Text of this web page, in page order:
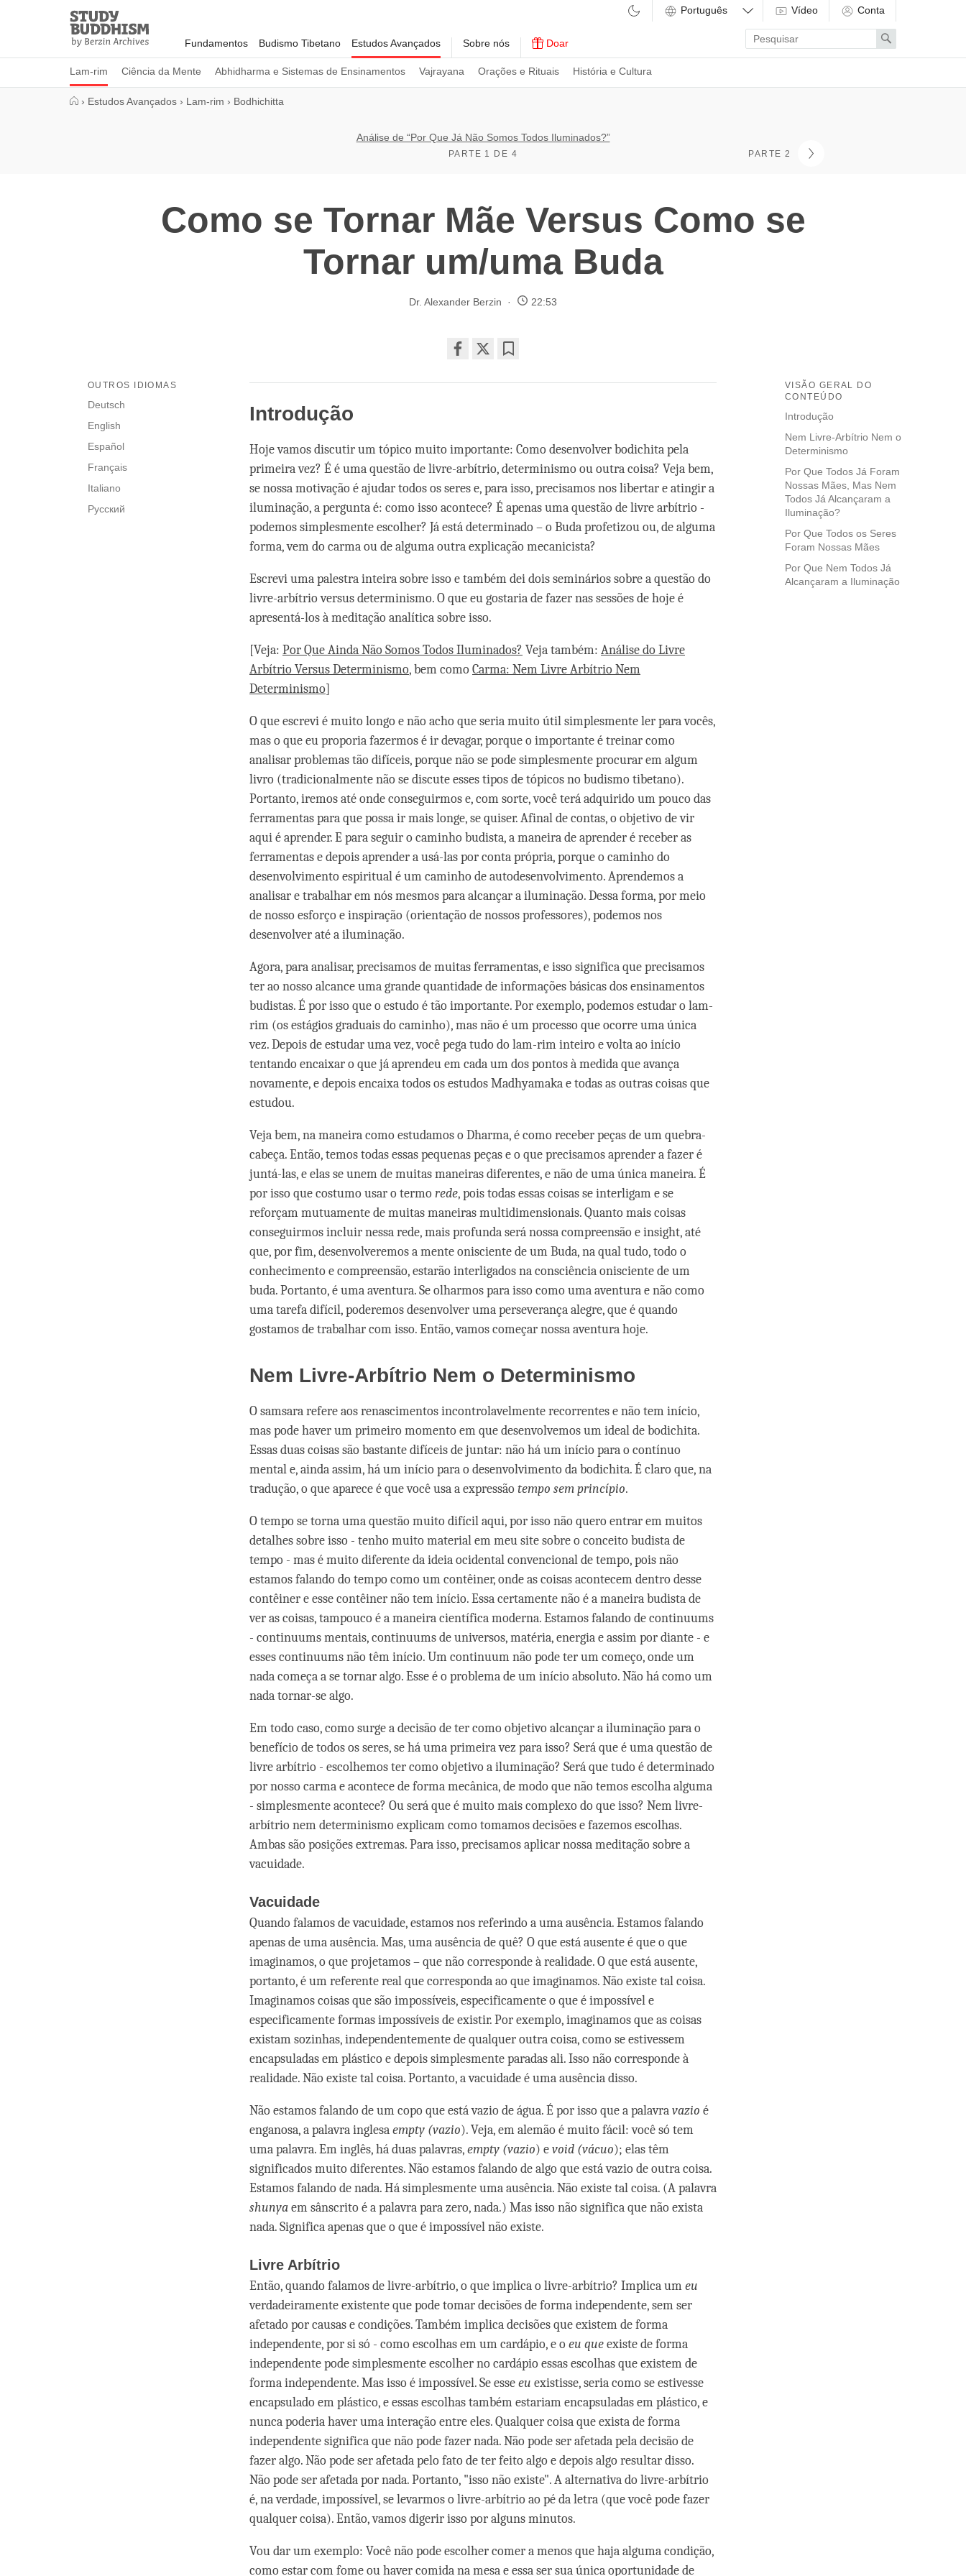
Study
Buddhism
Home
Fundamentos Budismo Tibetano Estudos Avançados
Lam-rim Ciência da Mente Abhidharma e Sistemas de Ensinamentos Vajrayana Orações e Rituais História e Cultura
Sobre nós Doar
Vídeo Conta
Enter
search
term
Search
› Estudos Avançados › Lam-rim › Bodhichitta
Análise de “Por Que Já Não Somos Todos Iluminados?”
PARTE 1 DE 4 PARTE 2
Como se Tornar Mãe Versus Como se
Tornar um/uma Buda
Dr. Alexander Berzin 22:53
on
VISÃO GERAL DO
CONTEÚDO
Introdução
Nem Livre-Arbítrio Nem o
Determinismo
Por Que Todos Já Foram
Nossas Mães, Mas Nem
Todos Já Alcançaram a
Iluminação?
Por Que Todos os Seres
Foram Nossas Mães
Por Que Nem Todos Já
Alcançaram a Iluminação
OUTROS IDIOMAS
Deutsch
English
Español
Français
Italiano
Русский
Introdução
Hoje vamos discutir um tópico muito importante: Como desenvolver bodichita pela
primeira vez? É é uma questão de livre-arbítrio, determinismo ou outra coisa? Veja bem,
se nossa motivação é ajudar todos os seres e, para isso, precisamos nos libertar e atingir a
iluminação, a pergunta é: como isso acontece? É apenas uma questão de livre arbítrio -
podemos simplesmente escolher? Já está determinado – o Buda profetizou ou, de alguma
forma, vem do carma ou de alguma outra explicação mecanicista?
Escrevi uma palestra inteira sobre isso e também dei dois seminários sobre a questão do
livre-arbítrio versus determinismo. O que eu gostaria de fazer nas sessões de hoje é
apresentá-los à meditação analítica sobre isso.
[Veja: Por Que Ainda Não Somos Todos Iluminados? Veja também: Análise do Livre
Arbítrio Versus Determinismo, bem comoCarma: Nem Livre Arbítrio Nem
Determinismo]
O que escrevi é muito longo e não acho que seria muito útil simplesmente ler para vocês,
mas o que eu proporia fazermos é ir devagar, porque o importante é treinar como
analisar problemas tão difíceis, porque não se pode simplesmente procurar em algum
livro (tradicionalmente não se discute esses tipos de tópicos no budismo tibetano).
Portanto, iremos até onde conseguirmos e, com sorte, você terá adquirido um pouco das
ferramentas para que possa ir mais longe, se quiser. Afinal de contas, o objetivo de vir
aqui é aprender. E para seguir o caminho budista, a maneira de aprender é receber as
ferramentas e depois aprender a usá-las por conta própria, porque o caminho do
desenvolvimento espiritual é um caminho de autodesenvolvimento. Aprendemos a
analisar e trabalhar em nós mesmos para alcançar a iluminação. Dessa forma, por meio
de nosso esforço e inspiração (orientação de nossos professores), podemos nos
desenvolver até a iluminação.
Agora, para analisar, precisamos de muitas ferramentas, e isso significa que precisamos
ter ao nosso alcance uma grande quantidade de informações básicas dos ensinamentos
budistas. É por isso que o estudo é tão importante. Por exemplo, podemos estudar o lam-
rim (os estágios graduais do caminho), mas não é um processo que ocorre uma única
vez. Depois de estudar uma vez, você pega tudo do lam-rim inteiro e volta ao início
tentando encaixar o que já aprendeu em cada um dos pontos à medida que avança
novamente, e depois encaixa todos os estudos Madhyamaka e todas as outras coisas que
estudou.
Veja bem, na maneira como estudamos o Dharma, é como receber peças de um quebra-
cabeça. Então, temos todas essas pequenas peças e o que precisamos aprender a fazer é
juntá-las, e elas se unem de muitas maneiras diferentes, e não de uma única maneira. É
por isso que costumo usar o termorede, pois todas essas coisas se interligam e se
reforçam mutuamente de muitas maneiras multidimensionais. Quanto mais coisas
conseguirmos incluir nessa rede, mais profunda será nossa compreensão e insight, até
que, por fim, desenvolveremos a mente onisciente de um Buda, na qual tudo, todo o
conhecimento e compreensão, estarão interligados na consciência onisciente de um
buda. Portanto, é uma aventura. Se olharmos para isso como uma aventura e não como
uma tarefa difícil, poderemos desenvolver uma perseverança alegre, que é quando
gostamos de trabalhar com isso. Então, vamos começar nossa aventura hoje.
Nem Livre-Arbítrio Nem o Determinismo
O samsara refere aos renascimentos incontrolavelmente recorrentes e não tem início,
mas pode haver um primeiro momento em que desenvolvemos um ideal de bodichita.
Essas duas coisas são bastante difíceis de juntar: não há um início para o contínuo
mental e, ainda assim, há um início para o desenvolvimento da bodichita. É claro que, na
tradução, o que aparece é que você usa a expressãotempo sem princípio.
O tempo se torna uma questão muito difícil aqui, por isso não quero entrar em muitos
detalhes sobre isso - tenho muito material em meu site sobre o conceito budista de
tempo - mas é muito diferente da ideia ocidental convencional de tempo, pois não
estamos falando do tempo como um contêiner, onde as coisas acontecem dentro desse
contêiner e esse contêiner não tem início. Essa certamente não é a maneira budista de
ver as coisas, tampouco é a maneira científica moderna. Estamos falando de continuums
- continuums mentais, continuums de universos, matéria, energia e assim por diante - e
esses continuums não têm início. Um continuum não pode ter um começo, onde um
nada começa a se tornar algo. Esse é o problema de um início absoluto. Não há como um
nada tornar-se algo.
Em todo caso, como surge a decisão de ter como objetivo alcançar a iluminação para o
benefício de todos os seres, se há uma primeira vez para isso? Será que é uma questão de
livre arbítrio - escolhemos ter como objetivo a iluminação? Será que tudo é determinado
por nosso carma e acontece de forma mecânica, de modo que não temos escolha alguma
- simplesmente acontece? Ou será que é muito mais complexo do que isso? Nem livre-
arbítrio nem determinismo explicam como tomamos decisões e fazemos escolhas.
Ambas são posições extremas. Para isso, precisamos aplicar nossa meditação sobre a
vacuidade.
Vacuidade
Quando falamos de vacuidade, estamos nos referindo a uma ausência. Estamos falando
apenas de uma ausência. Mas, uma ausência de quê? O que está ausente é que o que
imaginamos, o que projetamos – que não corresponde à realidade. O que está ausente,
portanto, é um referente real que corresponda ao que imaginamos. Não existe tal coisa.
Imaginamos coisas que são impossíveis, especificamente o que é impossível e
especificamente formas impossíveis de existir. Por exemplo, imaginamos que as coisas
existam sozinhas, independentemente de qualquer outra coisa, como se estivessem
encapsuladas em plástico e depois simplesmente paradas ali. Isso não corresponde à
realidade. Não existe tal coisa. Portanto, a vacuidade é uma ausência disso.
Não estamos falando de um copo que está vazio de água. É por isso que a palavravazio é
enganosa, a palavra inglesaempty (vazio). Veja, em alemão é muito fácil: você só tem
uma palavra. Em inglês, há duas palavras,empty (vazio) evoid (vácuo); elas têm
significados muito diferentes. Não estamos falando de algo que está vazio de outra coisa.
Estamos falando de nada. Há simplesmente uma ausência. Não existe tal coisa. (A palavra
shunyaem sânscrito é a palavra para zero, nada.) Mas isso não significa que não exista
nada. Significa apenas que o que é impossível não existe.
Livre Arbítrio
Então, quando falamos de livre-arbítrio, o que implica o livre-arbítrio? Implica umeu
verdadeiramente existente que pode tomar decisões de forma independente, sem ser
afetado por causas e condições. Também implica decisões que existem de forma
independente, por si só - como escolhas em um cardápio, e oeu queexiste de forma
independente pode simplesmente escolher no cardápio essas escolhas que existem de
forma independente. Mas isso é impossível. Se esseeu existisse, seria como se estivesse
encapsulado em plástico, e essas escolhas também estariam encapsuladas em plástico, e
nunca poderia haver uma interação entre eles. Qualquer coisa que exista de forma
independente significa que não pode fazer nada. Não pode ser afetada pela decisão de
fazer algo. Não pode ser afetada pelo fato de ter feito algo e depois algo resultar disso.
Não pode ser afetada por nada. Portanto, "isso não existe". A alternativa do livre-arbítrio
é, na verdade, impossível, se levarmos o livre-arbítrio ao pé da letra (que você pode fazer
qualquer coisa). Então, vamos digerir isso por alguns minutos.
Vou dar um exemplo: Você não pode escolher comer a menos que haja alguma condição,
como estar com fome ou haver comida na mesa e essa ser sua única oportunidade de